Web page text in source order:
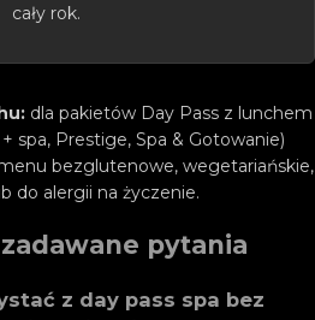
cały rok.
dla pakietów Day Pass z lunchem
spa, Prestige, Spa & Gotowanie)
bezglutenowe, wegetariańskie,
do alergii na życzenie.
pytania
z day pass spa bez